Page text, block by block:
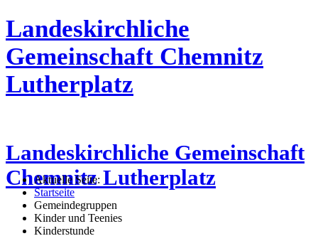
Landeskirchliche
Gemeinschaft Chemnitz
Lutherplatz
Landeskirchliche Gemeinschaft
Chemnitz Lutherplatz
Aktuelle Seite:
Startseite
Gemeindegruppen
Kinder und Teenies
Kinderstunde